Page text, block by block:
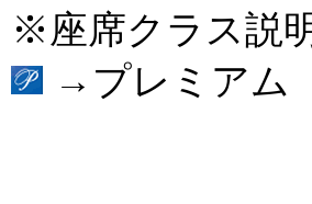
※座席クラス説
→プレミアム